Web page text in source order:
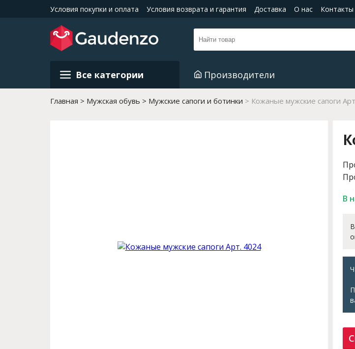
Условия покупки и оплата Условия возврата и гарантия Доставка О нас Контакты
Все категории Производители
Главная Мужская обувь Мужские сапоги и ботинки Кожаные мужские сапоги
В